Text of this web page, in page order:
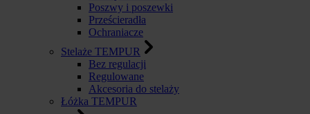
Poszwy i poszewki
Prześcieradła
Ochraniacze
Stelaże TEMPUR
Bez regulacji
Regulowane
Akcesoria do stelaży
Łóżka TEMPUR